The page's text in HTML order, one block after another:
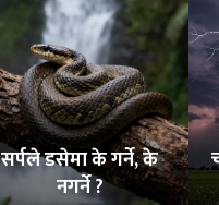
सर्पले डसेमा के गर्ने, के
नगर्ने ?